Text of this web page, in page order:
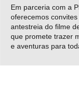
Em parceria com a
oferecemos
antestreia do filme
que promete trazer
e aventuras para